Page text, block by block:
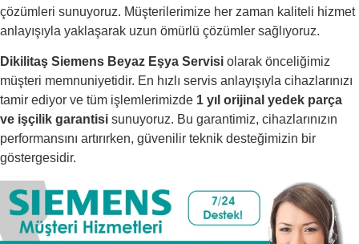
çözümleri sunuyoruz. Müşterilerimize her zaman kaliteli hizmet
anlayışıyla yaklaşarak uzun ömürlü çözümler sağlıyoruz.
Dikilitaş Siemens Beyaz Eşya Servisi olarak önceliğimiz
müşteri memnuniyetidir. En hızlı servis anlayışıyla cihazlarınızı
tamir ediyor ve tüm işlemlerimizde 1 yıl orijinal yedek parça
ve işçilik garantisi sunuyoruz. Bu garantimiz, cihazlarınızın
performansını artırırken, güvenilir teknik desteğimizin bir
göstergesidir.